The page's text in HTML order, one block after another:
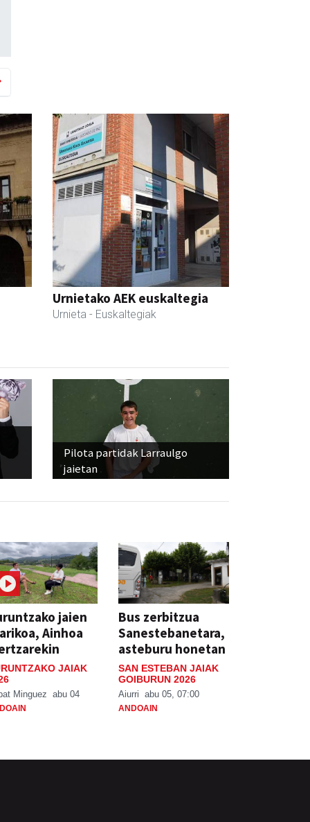
Urnietako AEK euskaltegia
Urnieta - Euskaltegiak
Pilota partidak Larraulgo
jaietan
jaien
Ainhoa
JAIAK
Minguez abu 04
Bus zerbitzua
Sanestebanetara,
asteburu honetan
SAN ESTEBAN JAIAK
GOIBURUN 2026
Aiurri abu 05, 07:00
ANDOAIN